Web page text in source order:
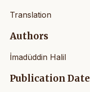
Translation
Authors
İmadüddin Halil
Publication Date